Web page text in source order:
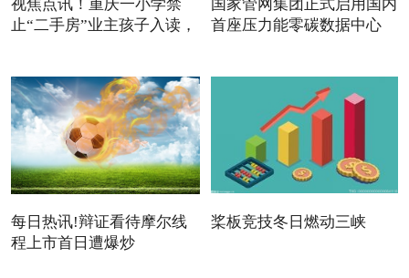
视焦点讯！重庆一小学禁
止“二手房”业主孩子入读，
国家管网集团正式启用国内
首座压力能零碳数据中心
每日热讯!辩证看待摩尔线
程上市首日遭爆炒
桨板竞技冬日燃动三峡